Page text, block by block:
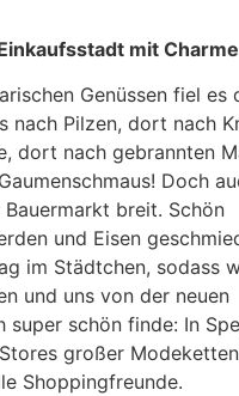
mit Charme
Genüssen fiel es
nach Pilzen, dort nach
dort nach gebrannten
Doch
breit. Schön
und Eisen
im Städtchen, sodass
und uns von der neuen
super schön finde: In
großer
Shoppingfreunde.